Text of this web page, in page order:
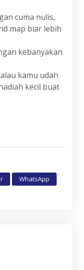
cuma nulis,
map biar lebih
kebanyakan
kamu udah
kecil buat
WhatsApp